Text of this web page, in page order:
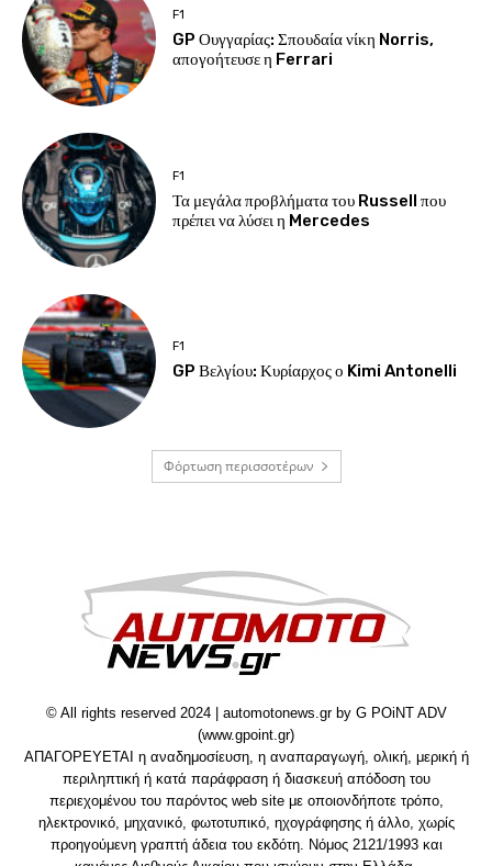
F1
GP Ουγγαρίας: Σπουδαία νίκη Norris,
απογοήτευσε η Ferrari
F1
Τα μεγάλα προβλήματα του Russell που
πρέπει να λύσει η Mercedes
F1
GP Βελγίου: Κυρίαρχος ο Kimi Antonelli
Φόρτωση περισσοτέρων
© All rights reserved 2024 | automotonews.gr by G POiNT ADV
(www.gpoint.gr)
ΑΠΑΓΟΡΕΥΕΤΑΙ η αναδημοσίευση, η αναπαραγωγή, ολική, μερική ή
περιληπτική ή κατά παράφραση ή διασκευή απόδοση του
περιεχομένου του παρόντος web site με οποιονδήποτε τρόπο,
ηλεκτρονικό, μηχανικό, φωτοτυπικό, ηχογράφησης ή άλλο, χωρίς
προηγούμενη γραπτή άδεια του εκδότη. Νόμος 2121/1993 και